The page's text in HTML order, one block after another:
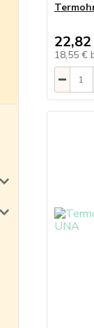
18,55 €